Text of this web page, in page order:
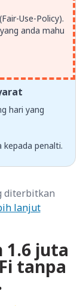
Use-Policy).
anda mahu
hari yang
kepada penalti.
diterbitkan
lanjut
1.6 juta
tanpa